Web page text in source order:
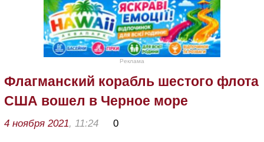
Реклама
Флагманский корабль шестого флота
США вошел в Черное море
4 ноября 2021, 11:24 0